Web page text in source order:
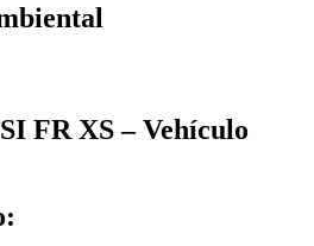
FR XS – Vehículo